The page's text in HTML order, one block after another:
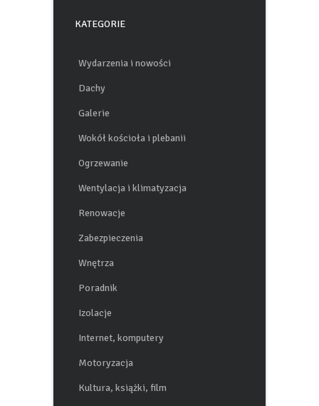
KATEGORIE
Wydarzenia i nowości
Dachy
Galerie
Wokół kościoła i plebanii
Ogrzewanie
Wentylacja i klimatyzacja
Renowacje
Zabezpieczenia
Wnętrza
Poradnik
Izolacje
Internet, komputery
Motoryzacja
Kultura, książki, film